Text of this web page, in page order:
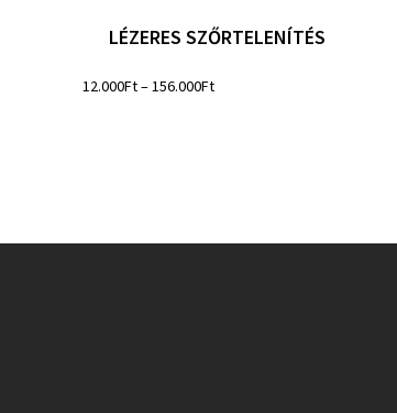
LÉZERES SZŐRTELENÍTÉS
12.000Ft–156.000Ft